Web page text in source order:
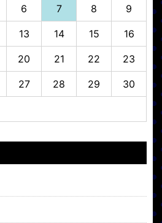
6 7 8 9
13 14 15 16
20 21 22 23
27 28 29 30